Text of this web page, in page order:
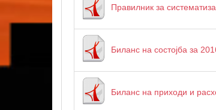
Правилник за
Биланс на состојба за
Биланс на приходи и